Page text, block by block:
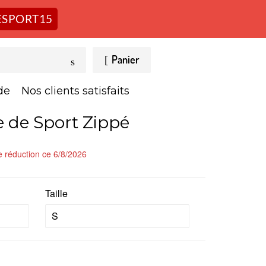
ChercherPanier
Nos clients satisfaits
de Sport Zippé
réduction ce 6/8/2026
Taille